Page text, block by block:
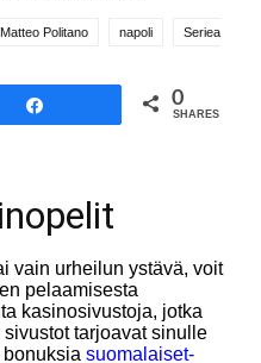
Matteo Politano napoli Seriea
0
SHARES
vain urheilun ystävä, voit
pelaamisesta
kasinosivustoja, jotka
tarjoavat sinulle
suomalaiset-